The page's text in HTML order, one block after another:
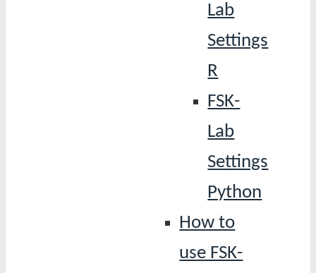
Lab
Settings
R
FSK-
Lab
Settings
Python
How to
use FSK-